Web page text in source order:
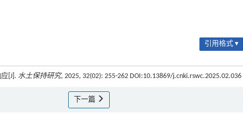
引用格式 ▾
[J]. 水土保持研究, 2025, 32(02): 255-262 DOI:10.13869/j.cnki.rswc.2025.02.036
下一篇